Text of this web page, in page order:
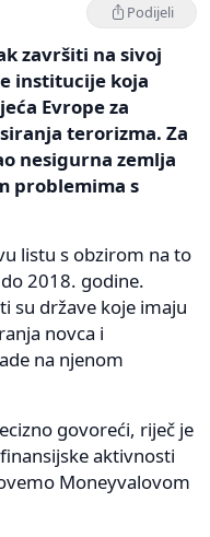
Podijeli
završiti na sivoj
institucije koja
Evrope za
terorizma. Za
nesigurna zemlja
problemima s
listu s obzirom na to
2018. godine.
su države koje imaju
novca i
na njenom
govoreći, riječ je
aktivnosti
Moneyvalovom